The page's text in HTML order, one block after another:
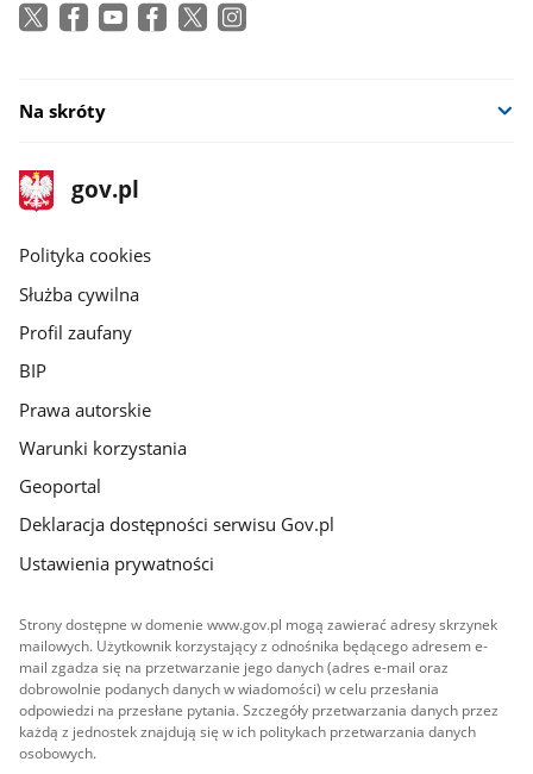
w
Na skróty
stopka
gov.pl
Strona
gov.pl
gov.pl
Polityka cookies
Służba cywilna
Profil zaufany
BIP
Prawa autorskie
Warunki korzystania
Geoportal
Deklaracja dostępności serwisu Gov.pl
Ustawienia prywatności
Strony dostępne w domenie www.gov.pl mogą zawierać adresy skrzynek
mailowych. Użytkownik korzystający z odnośnika będącego adresem e-
mail zgadza się na przetwarzanie jego danych (adres e-mail oraz
dobrowolnie podanych danych w wiadomości) w celu przesłania
odpowiedzi na przesłane pytania. Szczegóły przetwarzania danych przez
każdą z jednostek znajdują się w ich politykach przetwarzania danych
osobowych.